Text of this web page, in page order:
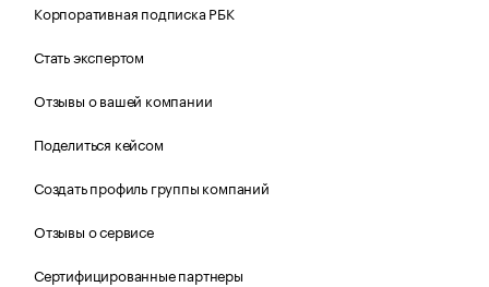
Корпоративная подписка РБК
Стать экспертом
Отзывы о вашей компании
Поделиться кейсом
Создать профиль группы компаний
Отзывы о сервисе
Сертифицированные партнеры